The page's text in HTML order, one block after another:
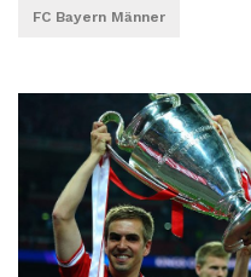
FC Bayern Männer